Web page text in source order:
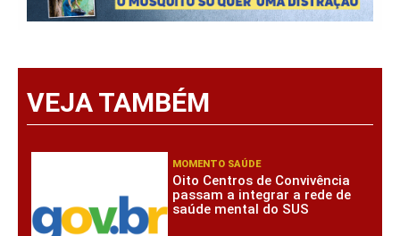
VEJA TAMBÉM
MOMENTO SAÚDE
Oito Centros de Convivência
passam a integrar a rede de
saúde mental do SUS